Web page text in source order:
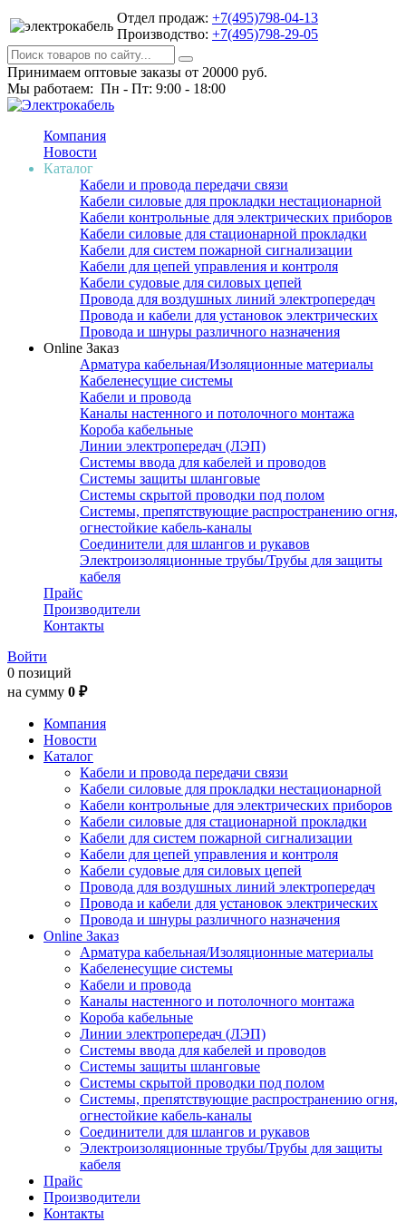
Отдел продаж: +7(495)798-04-13
Производство: +7(495)798-29-05
Принимаем оптовые заказы от 20000 руб.
Мы работаем: Пн - Пт: 9:00 - 18:00
Компания
Новости
Каталог
Кабели и провода передачи связи
Кабели силовые для прокладки нестационарной
Кабели контрольные для электрических приборов
Кабели силовые для стационарной прокладки
Кабели для систем пожарной сигнализации
Кабели для цепей управления и контроля
Кабели судовые для силовых цепей
Провода для воздушных линий электропередач
Провода и кабели для установок электрических
Провода и шнуры различного назначения
Online Заказ
Арматура кабельная/Изоляционные материалы
Кабеленесущие системы
Кабели и провода
Каналы настенного и потолочного монтажа
Короба кабельные
Линии электропередач (ЛЭП)
Системы ввода для кабелей и проводов
Системы защиты шланговые
Системы скрытой проводки под полом
Системы, препятствующие распространению огня,
огнестойкие кабель-каналы
Соединители для шлангов и рукавов
Электроизоляционные трубы/Трубы для защиты
кабеля
Прайс
Производители
Контакты
Войти
0 позиций
на сумму 0 ₽
Компания
Новости
Каталог
Кабели и провода передачи связи
Кабели силовые для прокладки нестационарной
Кабели контрольные для электрических приборов
Кабели силовые для стационарной прокладки
Кабели для систем пожарной сигнализации
Кабели для цепей управления и контроля
Кабели судовые для силовых цепей
Провода для воздушных линий электропередач
Провода и кабели для установок электрических
Провода и шнуры различного назначения
Online Заказ
Арматура кабельная/Изоляционные материалы
Кабеленесущие системы
Кабели и провода
Каналы настенного и потолочного монтажа
Короба кабельные
Линии электропередач (ЛЭП)
Системы ввода для кабелей и проводов
Системы защиты шланговые
Системы скрытой проводки под полом
Системы, препятствующие распространению огня,
огнестойкие кабель-каналы
Соединители для шлангов и рукавов
Электроизоляционные трубы/Трубы для защиты
кабеля
Прайс
Производители
Контакты